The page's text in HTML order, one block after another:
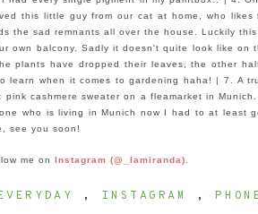
this little guy from our cat at home, who likes
the sad remnants all over the house. Luckily
own balcony. Sadly itdoesn'tquite look like on
plants have dropped their leaves, the other ha
learn when it comes to gardening haha! | 7. A
pink cashmere sweater on a fleamarket in
one who is living in Munich now I had to at least
see you soon!
ow me on Instagram (@_lamiranda).
, INSTAGRAM ,